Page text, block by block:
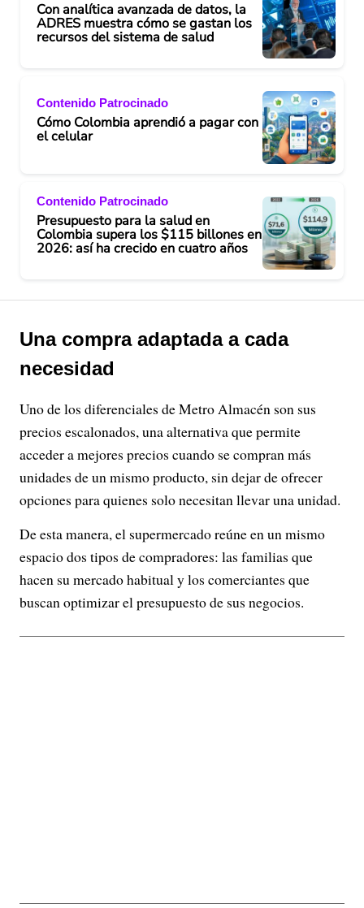
Con analítica avanzada de datos, la
ADRES muestra cómo se gastan los
recursos del sistema de salud
Contenido Patrocinado
Cómo Colombia aprendió a pagar con
el celular
Contenido Patrocinado
Presupuesto para la salud en
Colombia supera los $115 billones en
2026: así ha crecido en cuatro años
Una compra adaptada a cada
necesidad
Uno de los diferenciales de Metro Almacén son sus
precios escalonados, una alternativa que permite
acceder a mejores precios cuando se compran más
unidades de un mismo producto, sin dejar de ofrecer
opciones para quienes solo necesitan llevar una unidad.
De esta manera, el supermercado reúne en un mismo
espacio dos tipos de compradores: las familias que
hacen su mercado habitual y los comerciantes que
buscan optimizar el presupuesto de sus negocios.